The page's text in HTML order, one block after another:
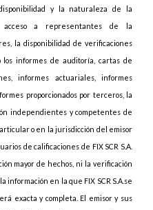
y la naturaleza de la
a representantes de la
la disponibilidad de verificaciones
informes de auditoría, cartas de
informes actuariales, informes
proporcionados por terceros, la
independientes y competentes de
o en la jurisdicción del emisor
de calificaciones de FIX SCR S.A.
mayor de hechos, ni la verificación
en la que FIX SCR S.A.se
exacta y completa. El emisor y sus